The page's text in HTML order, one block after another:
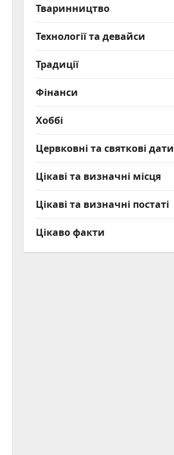
Тваринництво
Технології та девайси
Традиції
Фінанси
Хоббі
Цервковні та святкові дати
Цікаві та визначні місця
Цікаві та визначні постаті
Цікаво факти